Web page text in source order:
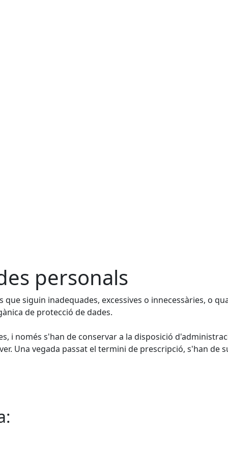
personals
siguin inadequades, excessives o innecessàries, o
de protecció de dades.
i només s'han de conservar a la disposició
Una vegada passat el termini de prescripció, s'han de